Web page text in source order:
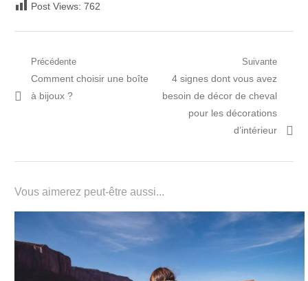
Post Views: 762
Navigation
de
Précédente
Post
précédent:
Comment choisir une boîte
à bijoux ?
Suivante
Prochain
article:
4 signes dont vous avez
besoin de décor de cheval
pour les décorations
d’intérieur
Vous aimerez peut-être aussi...